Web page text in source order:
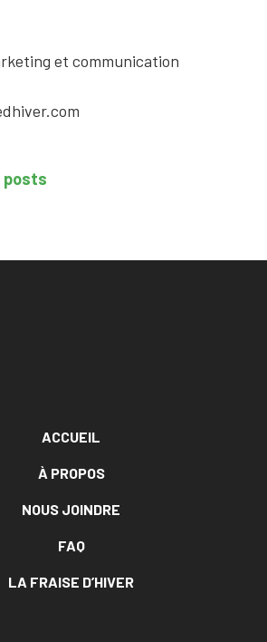
et communication
posts
ACCUEIL
À PROPOS
NOUS JOINDRE
FAQ
LA FRAISE D’HIVER